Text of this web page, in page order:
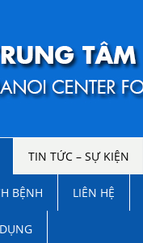
TIN TỨC – SỰ KIỆN
BỆNH LIÊN HỆ